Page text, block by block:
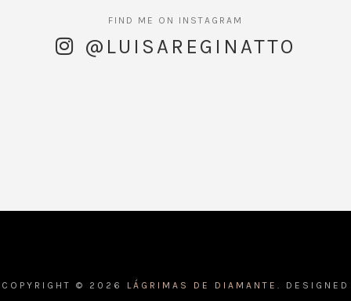
@LUISAREGINATTO
COPYRIGHT © 2026 LÁGRIMAS DE DIAMANTE. DESIGNED